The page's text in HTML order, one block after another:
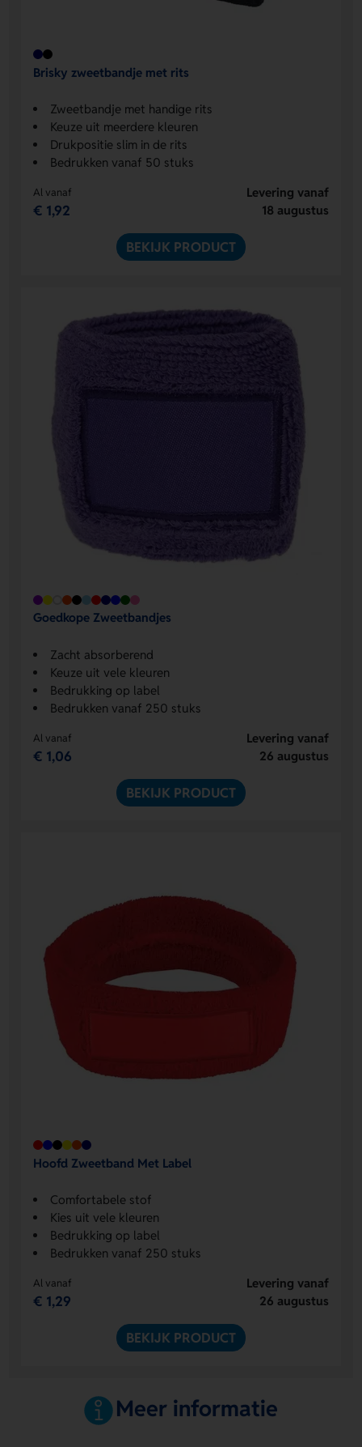
Brisky zweetbandje met rits
Zweetbandje met handige rits
Keuze uit meerdere kleuren
Drukpositie slim in de rits
Bedrukken vanaf 50 stuks
Al vanaf
€ 1,92
Levering vanaf
18 augustus
BEKIJK PRODUCT
Goedkope Zweetbandjes
Zacht absorberend
Keuze uit vele kleuren
Bedrukking op label
Bedrukken vanaf 250 stuks
Al vanaf
€ 1,06
Levering vanaf
26 augustus
BEKIJK PRODUCT
Hoofd Zweetband Met Label
Comfortabele stof
Kies uit vele kleuren
Bedrukking op label
Bedrukken vanaf 250 stuks
Al vanaf
€ 1,29
Levering vanaf
26 augustus
BEKIJK PRODUCT
Meer informatie